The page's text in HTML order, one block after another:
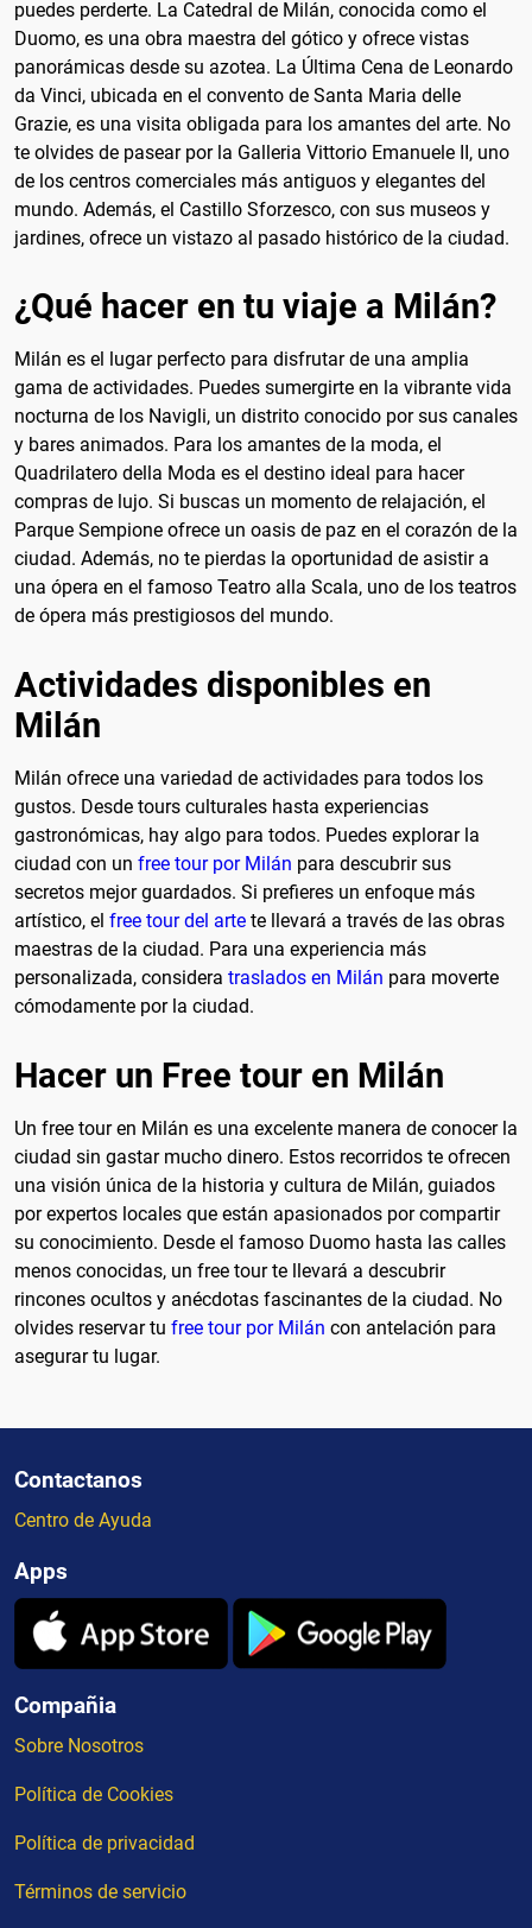
puedes perderte. La Catedral de Milán, conocida como el
Duomo, es una obra maestra del gótico y ofrece vistas
panorámicas desde su azotea. La Última Cena de Leonardo
da Vinci, ubicada en el convento de Santa Maria delle
Grazie, es una visita obligada para los amantes del arte. No
te olvides de pasear por la Galleria Vittorio Emanuele II, uno
de los centros comerciales más antiguos y elegantes del
mundo. Además, el Castillo Sforzesco, con sus museos y
jardines, ofrece un vistazo al pasado histórico de la ciudad.
¿Qué hacer en tu viaje a Milán?
Milán es el lugar perfecto para disfrutar de una amplia
gama de actividades. Puedes sumergirte en la vibrante vida
nocturna de los Navigli, un distrito conocido por sus canales
y bares animados. Para los amantes de la moda, el
Quadrilatero della Moda es el destino ideal para hacer
compras de lujo. Si buscas un momento de relajación, el
Parque Sempione ofrece un oasis de paz en el corazón de la
ciudad. Además, no te pierdas la oportunidad de asistir a
una ópera en el famoso Teatro alla Scala, uno de los teatros
de ópera más prestigiosos del mundo.
Actividades disponibles en
Milán
Milán ofrece una variedad de actividades para todos los
gustos. Desde tours culturales hasta experiencias
gastronómicas, hay algo para todos. Puedes explorar la
ciudad con un free tour por Milán para descubrir sus
secretos mejor guardados. Si prefieres un enfoque más
artístico, el free tour del arte te llevará a través de las obras
maestras de la ciudad. Para una experiencia más
personalizada, considera traslados en Milán para moverte
cómodamente por la ciudad.
Hacer un Free tour en Milán
Un free tour en Milán es una excelente manera de conocer la
ciudad sin gastar mucho dinero. Estos recorridos te ofrecen
una visión única de la historia y cultura de Milán, guiados
por expertos locales que están apasionados por compartir
su conocimiento. Desde el famoso Duomo hasta las calles
menos conocidas, un free tour te llevará a descubrir
rincones ocultos y anécdotas fascinantes de la ciudad. No
olvides reservar tu free tour por Milán con antelación para
asegurar tu lugar.
Contactanos
Centro de Ayuda
Apps
Compañia
Sobre Nosotros
Política de Cookies
Política de privacidad
Términos de servicio